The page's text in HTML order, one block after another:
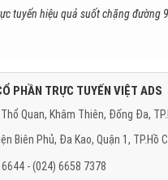
tuyến hiệu quả suốt chặng đường
PHẦN TRỰC TUYẾN VIỆT ADS
Quan, Khâm Thiên, Đống Đa,
Biên Phủ, Đa Kao, Quận 1, TP.Hồ
- (024) 6658 7378